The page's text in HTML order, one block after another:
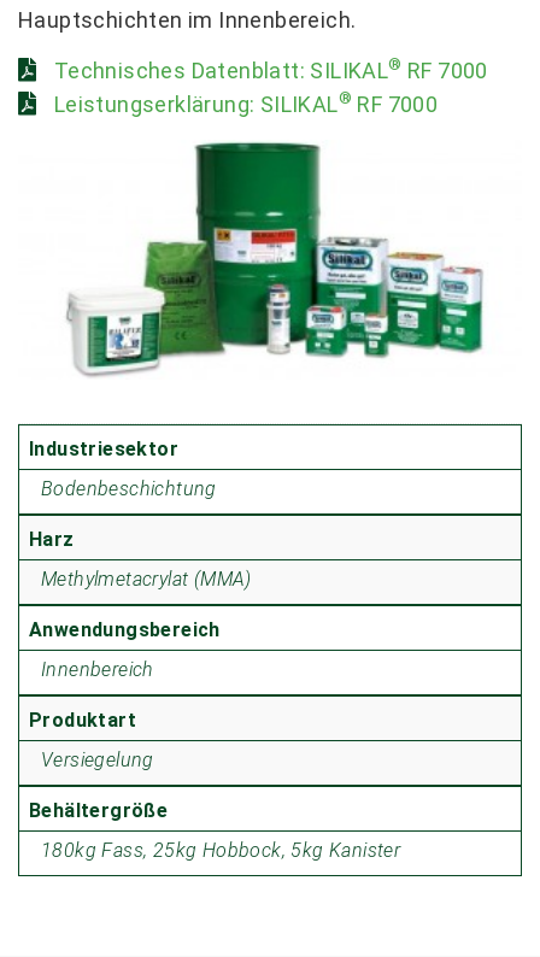
Hauptschichten im Innenbereich.
Technisches Datenblatt: SILIKAL® RF 7000
Leistungserklärung: SILIKAL® RF 7000
Industriesektor
Bodenbeschichtung
Harz
Methylmetacrylat (MMA)
Anwendungsbereich
Innenbereich
Produktart
Versiegelung
Behältergröße
180kg Fass, 25kg Hobbock, 5kg Kanister